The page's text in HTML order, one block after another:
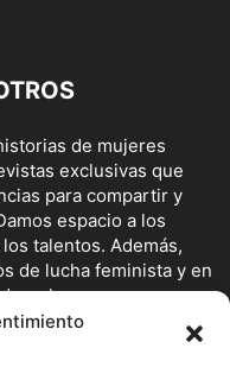
de mujeres
exclusivas que
para compartir y
espacio a los
talentos. Además,
de lucha feminista y en